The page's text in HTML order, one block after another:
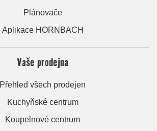
Plánovače
Aplikace HORNBACH
Vaše prodejna
Přehled všech prodejen
Kuchyňské centrum
Koupelnové centrum